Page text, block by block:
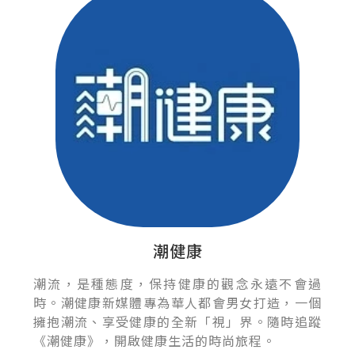
潮健康
潮流，是種態度，保持健康的觀念永遠不會過
時。潮健康新媒體專為華人都會男女打造，一個
擁抱潮流、享受健康的全新「視」界。隨時追蹤
《潮健康》，開啟健康生活的時尚旅程。